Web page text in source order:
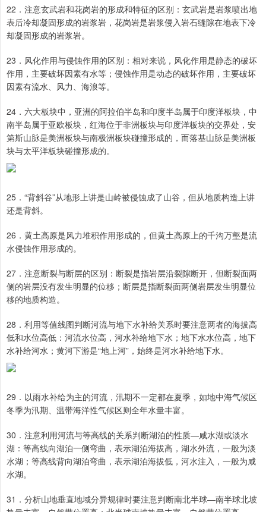
22．注意玄武岩和花岗岩的形成和特征的区别：玄武岩是岩浆喷出地
表后冷却凝固形成的岩浆岩，花岗岩是岩浆侵入岩石缝隙在地表下冷
却凝固形成的岩浆岩。
23．风化作用与侵蚀作用的区别：相对来说，风化作用是静态的破坏
作用，主要破坏因素有水等；侵蚀作用是动态的破坏作用，主要破坏
因素有流水、风力、海浪等。
24．六大板块中，亚洲的阿拉伯半岛和印度半岛属于印度洋板块，中
南半岛属于亚欧板块，红海位于非洲板块与印度洋板块的交界处，安
第斯山脉是美洲板块与南极洲板块碰撞形成的，而落基山脉是美洲板
块与太平洋板块碰撞形成的。
25．“背斜谷”从地形上讲是山岭被侵蚀成了山谷，但从地质构造上讲
还是背斜。
26．黄土高原是风力堆积作用形成的，但黄土高原上的千沟万壑是流
水侵蚀作用形成的。
27．注意断裂与断层的区别：断裂是指岩层沿裂隙断开，但断裂面两
侧的岩层没有发生明显的位移；断层是指断裂面两侧岩层发生明显位
移的地质构造。
28．利用等值线图判断河流与地下水补给关系时要注意两者的海拔高
低和水位高低：河流水位高，河水补给地下水；地下水水位高，地下
水补给河水；黄河下游是“地上河”，始终是河水补给地下水。
29．以雨水补给为主的河流，汛期不一定都在夏季，如地中海气候区
冬季为汛期、温带海洋性气候区则全年水量丰富。
30．注意利用河流与等高线的关系判断湖泊的性质—咸水湖或淡水
湖：等高线向湖泊一侧弯曲，表示湖泊海拔高，湖水外流，一般为淡
水湖；等高线背向湖泊弯曲，表示湖泊海拔低，河水注入，一般为咸
水湖。
31．分析山地垂直地域分异规律时要注意判断南北半球—南半球北坡